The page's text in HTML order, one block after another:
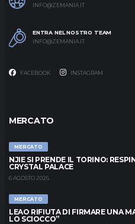
INFO@ZEMANIA.IT
ENTRA NEL NOSTRO TEAM
INFO@ZEMANIA.IT
FACEBOOK INSTAGRAM
MERCATO
MERCATO
NJIE SI PRENDE IL TORINO:
CRYSTAL PALACE
6 AGOSTO 2026
MERCATO
LEAO RIFIUTA DI FIRMARE UNA
LO SCIOCCO”